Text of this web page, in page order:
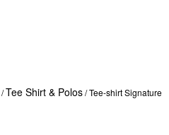
/Tee Shirt & Polos/ Tee-shirt Signature